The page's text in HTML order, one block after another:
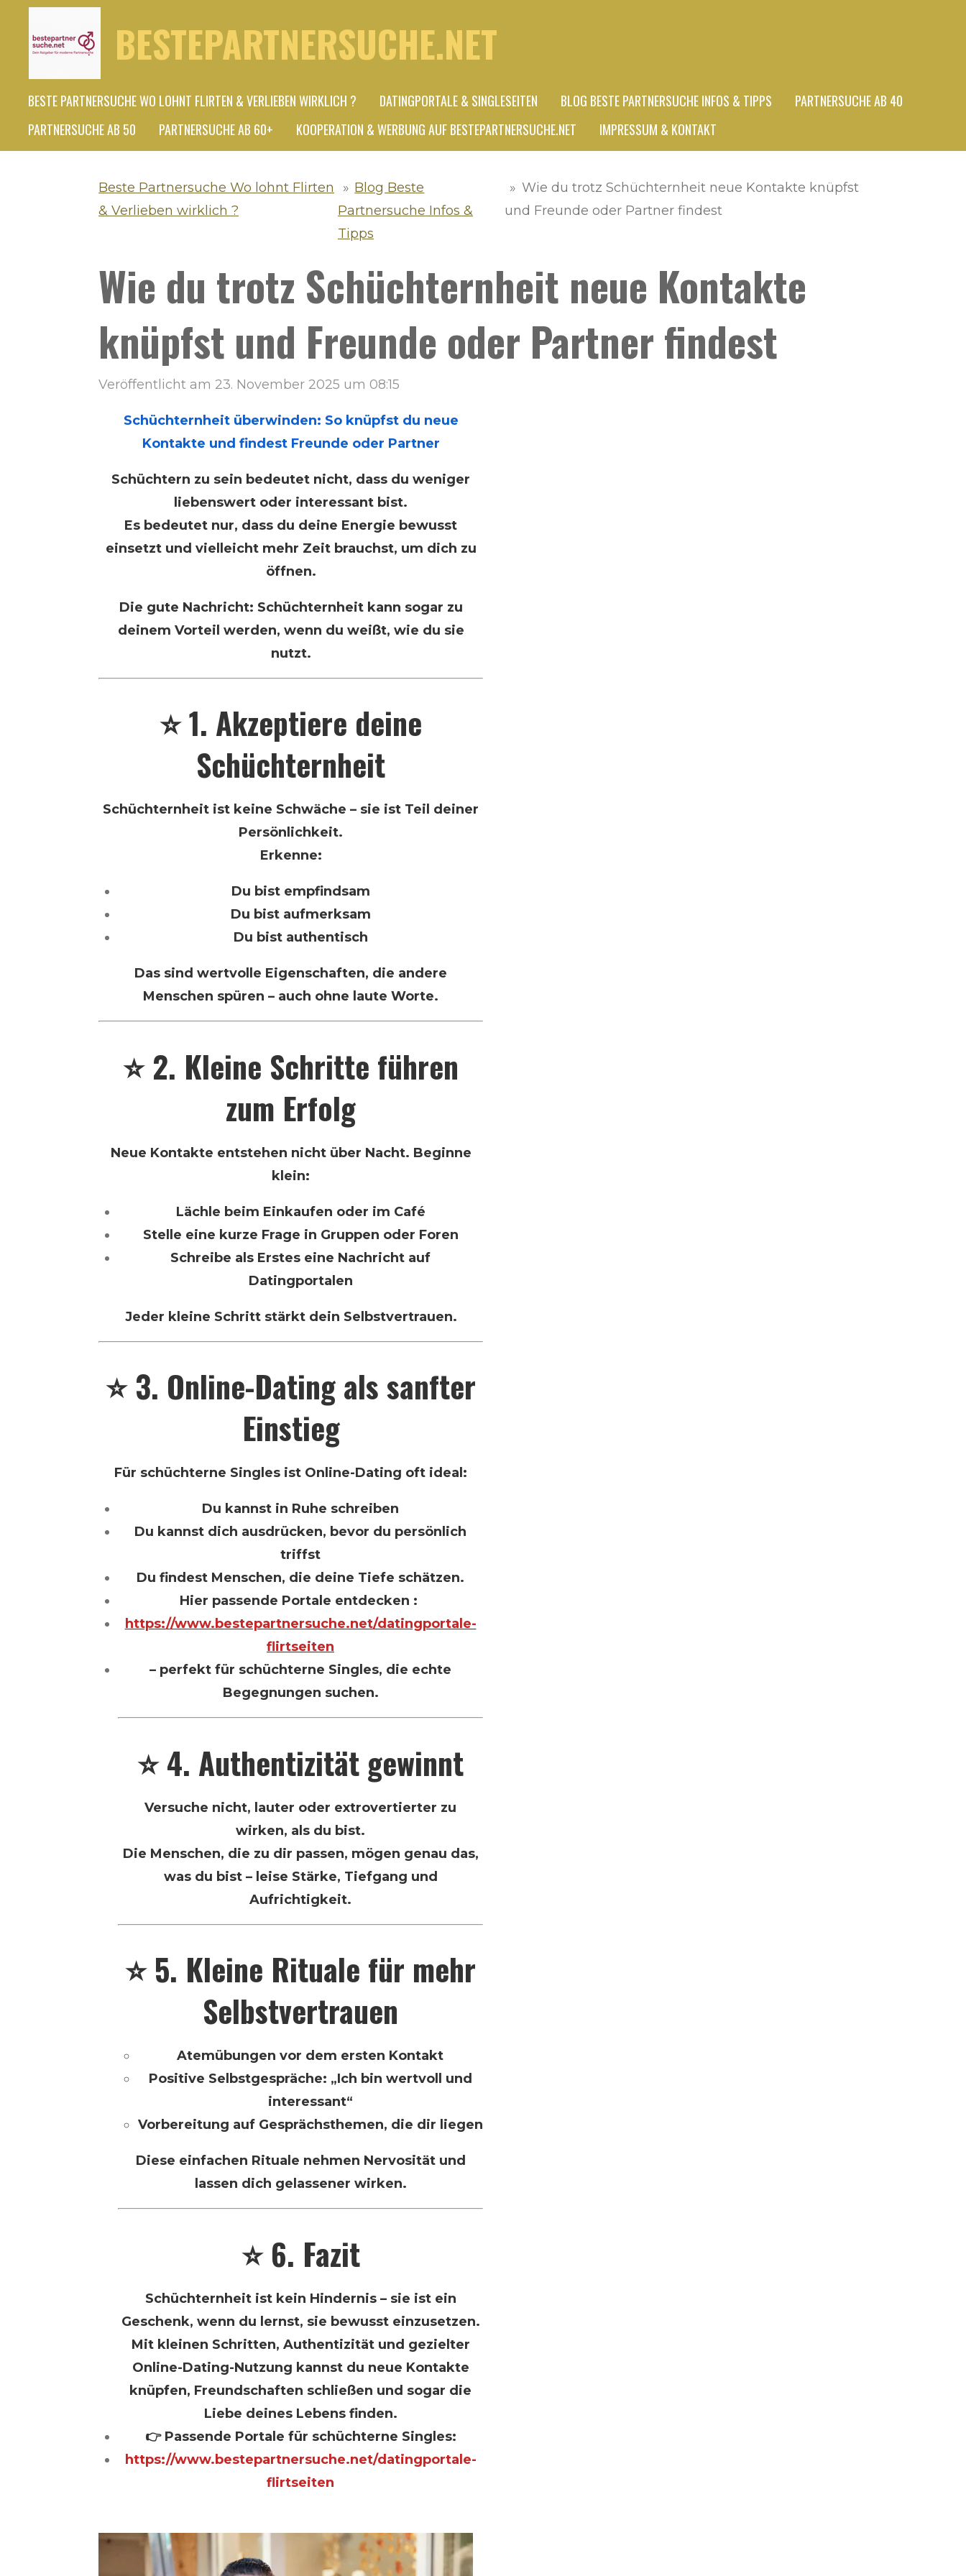
Hauptinhalt
BESTEPARTNERSUCHE.NET
BESTE PARTNERSUCHE WO LOHNT FLIRTEN & VERLIEBEN WIRKLICH ? DATINGPORTALE & SINGLESEITEN BLOG BESTE PARTNERSUCHE INFOS & TIPPS
PARTNERSUCHE AB 40
PARTNERSUCHE AB 50
PARTNERSUCHE AB 60+ KOOPERATION & WERBUNG AUF BESTEPARTNERSUCHE.NET IMPRESSUM & KONTAKT
Beste Partnersuche Wo lohnt Flirten
& Verlieben wirklich ?
» Blog Beste
Partnersuche Infos &
Tipps
» Wie du trotz Schüchternheit neue Kontakte knüpfst
und Freunde oder Partner findest
Wie du trotz Schüchternheit neue Kontakte
knüpfst und Freunde oder Partner findest
Veröffentlicht am 23. November 2025 um 08:15
Schüchternheit überwinden: So knüpfst du neue
Kontakte und findest Freunde oder Partner
Schüchtern zu sein bedeutet nicht, dass du weniger
liebenswert oder interessant bist.
Es bedeutet nur, dass du deine Energie bewusst
einsetzt und vielleicht mehr Zeit brauchst, um dich zu
öffnen.
Die gute Nachricht: Schüchternheit kann sogar zu
deinem Vorteil werden, wenn du weißt, wie du sie
nutzt.
⭐ 1. Akzeptiere deine
Schüchternheit
Schüchternheit ist keine Schwäche – sie ist Teil deiner
Persönlichkeit.
Erkenne:
Du bist empfindsam
Du bist aufmerksam
Du bist authentisch
Das sind wertvolle Eigenschaften, die andere
Menschen spüren – auch ohne laute Worte.
⭐ 2. Kleine Schritte führen
zum Erfolg
Neue Kontakte entstehen nicht über Nacht. Beginne
klein:
Lächle beim Einkaufen oder im Café
Stelle eine kurze Frage in Gruppen oder Foren
Schreibe als Erstes eine Nachricht auf
Datingportalen
Jeder kleine Schritt stärkt dein Selbstvertrauen.
⭐ 3. Online-Dating als sanfter
Einstieg
Für schüchterne Singles ist Online-Dating oft ideal:
Du kannst in Ruhe schreiben
Du kannst dich ausdrücken, bevor du persönlich
triffst
Du findest Menschen, die deine Tiefe schätzen.
Hier passende Portale entdecken :
https://www.bestepartnersuche.net/datingportale-
flirtseiten
– perfekt für schüchterne Singles, die echte
Begegnungen suchen.
⭐ 4. Authentizität gewinnt
Versuche nicht, lauter oder extrovertierter zu
wirken, als du bist.
Die Menschen, die zu dir passen, mögen genau das,
was du bist – leise Stärke, Tiefgang und
Aufrichtigkeit.
⭐ 5. Kleine Rituale für mehr
Selbstvertrauen
Atemübungen vor dem ersten Kontakt
Positive Selbstgespräche: „Ich bin wertvoll und
interessant“
Vorbereitung auf Gesprächsthemen, die dir liegen
Diese einfachen Rituale nehmen Nervosität und
lassen dich gelassener wirken.
⭐ 6. Fazit
Schüchternheit ist kein Hindernis – sie ist ein
Geschenk, wenn du lernst, sie bewusst einzusetzen.
Mit kleinen Schritten, Authentizität und gezielter
Online-Dating-Nutzung kannst du neue Kontakte
knüpfen, Freundschaften schließen und sogar die
Liebe deines Lebens finden.
👉 Passende Portale für schüchterne Singles:
https://www.bestepartnersuche.net/datingportale-
flirtseiten